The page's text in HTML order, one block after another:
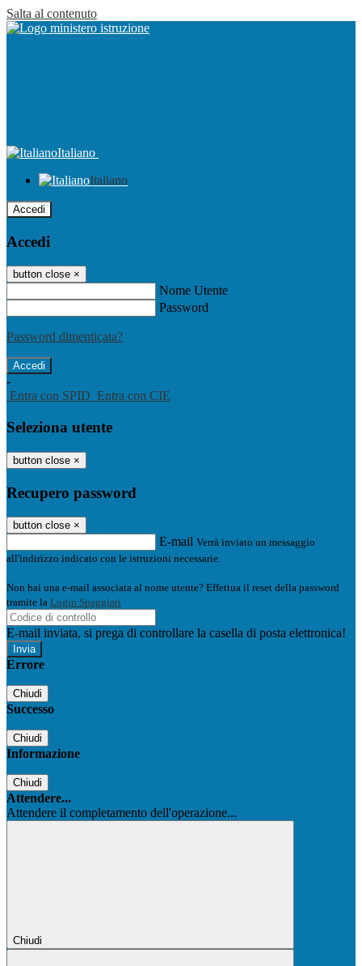
Salta al contenuto
Italiano
Italiano
Accedi
Accedi
button close ×
Nome Utente
Password
Password dimenticata?
-
Entra con SPID Entra con CIE
Seleziona utente
button close ×
Recupero password
button close ×
E-mail Verrà inviato un messaggio
all'indirizzo indicato con le istruzioni necessarie.
Non hai una e-mail associata al nome utente? Effettua il reset della password
tramite la Login Spaggiari
E-mail inviata, si prega di controllare la casella di posta elettronica!
Errore
Chiudi
Successo
Chiudi
Informazione
Chiudi
Attendere...
Attendere il completamento dell'operazione...
Chiudi